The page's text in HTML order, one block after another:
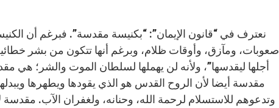
نعترف في “قانون الإيمان”: “بكنيسة مقدسة”. فبرغم أن
صعوبات، ومآزق، وأوقات ظلام، وبرغم أنها تتكون من بشر
أجلها ليقدسها”، ولأنه لن يهملها لسلطان الموت والشر؛
مقدسة أيضا لأن الروح القدس هو الذي يقودها ويطهرها
وتدعوهم للاستسلام لرحمة الله، وحنانه، ولغفران الآب.